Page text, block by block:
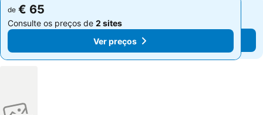
de € 65
Consulte os preços de 2 sites
Ver preços
de € 65
Consulte os preços de 2 sites
Ver preços